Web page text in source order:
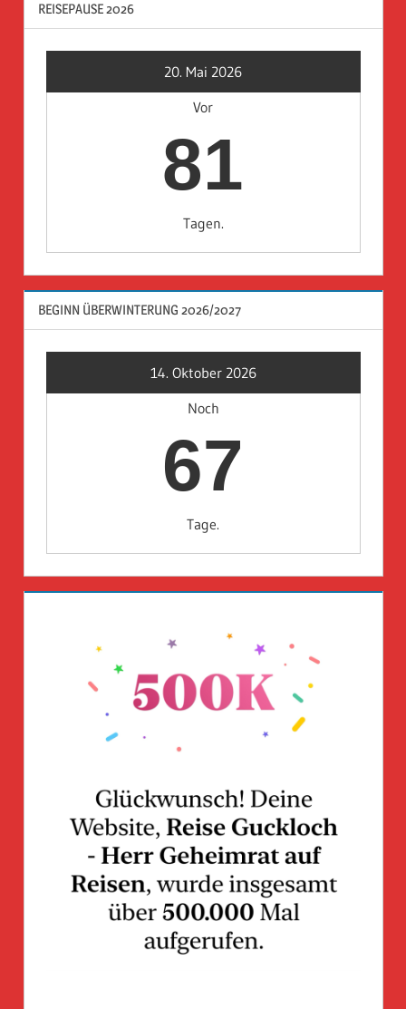
REISEPAUSE 2026
20. Mai 2026
Vor
81
Tagen.
BEGINN ÜBERWINTERUNG 2026/2027
14. Oktober 2026
Noch
67
Tage.